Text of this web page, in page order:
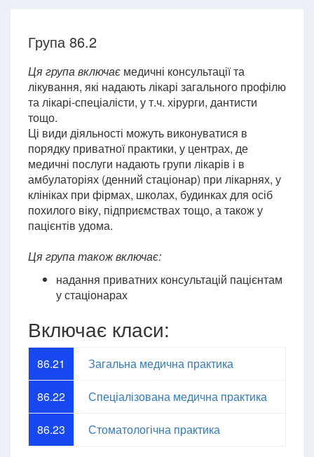
Група 86.2
Ця група включає медичні консультації та
лікування, які надають лікарі загального профілю
та лікарі-спеціалісти, у т.ч. хірурги, дантисти
тощо.
Ці види діяльності можуть виконуватися в
порядку приватної практики, у центрах, де
медичні послуги надають групи лікарів і в
амбулаторіях (денний стаціонар) при лікарнях, у
клініках при фірмах, школах, будинках для осіб
похилого віку, підприємствах тощо, а також у
пацієнтів удома.
Ця група також включає:
надання приватних консультацій пацієнтам
у стаціонарах
Включає класи:
86.21 Загальна медична практика
86.22 Спеціалізована медична практика
86.23 Стоматологічна практика